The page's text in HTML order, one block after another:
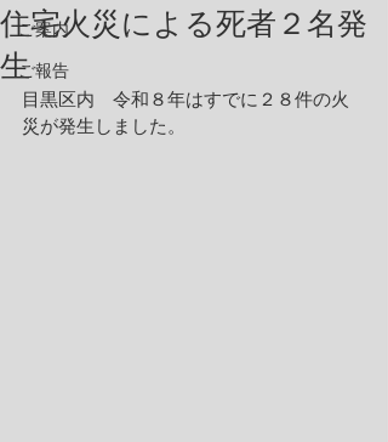
ご案内
ご報告
住宅火災による死者２名発
生
目黒区内　令和８年はすでに２８件の火
災が発生しました。